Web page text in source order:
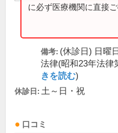
に必ず医療機関に直接ご
備考: (休診日) 日曜
法律(昭和23年法律
きを読む)
休診日: 土～日・祝
口コミ